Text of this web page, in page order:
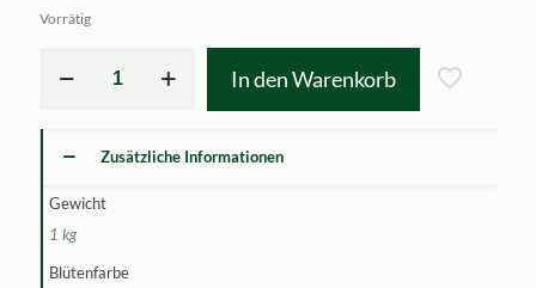
Vorrätig
sieboldii
Ladies
In den Warenkorb
Zusätzliche Informationen
Gewicht
1 kg
Blütenfarbe